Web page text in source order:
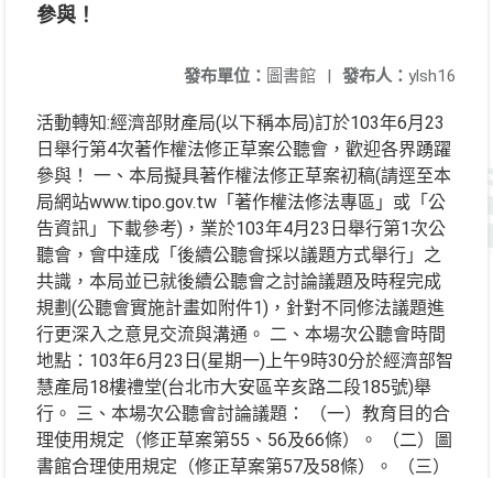
參與！
發布人： ylsh16
發布單位： 圖書館 |
活動轉知:經濟部財產局(以下稱本局)訂於103年6月23
日舉行第4次著作權法修正草案公聽會，歡迎各界踴躍
參與！ 一、本局擬具著作權法修正草案初稿(請逕至本
局網站www.tipo.gov.tw「著作權法修法專區」或「公
告資訊」下載參考)，業於103年4月23日舉行第1次公
聽會，會中達成「後續公聽會採以議題方式舉行」之
共識，本局並已就後續公聽會之討論議題及時程完成
規劃(公聽會實施計畫如附件1)，針對不同修法議題進
行更深入之意見交流與溝通。 二、本場次公聽會時間
地點：103年6月23日(星期一)上午9時30分於經濟部智
慧產局18樓禮堂(台北市大安區辛亥路二段185號)舉
行。 三、本場次公聽會討論議題： （一）教育目的合
理使用規定（修正草案第55、56及66條）。 （二）圖
書館合理使用規定（修正草案第57及58條）。 （三）